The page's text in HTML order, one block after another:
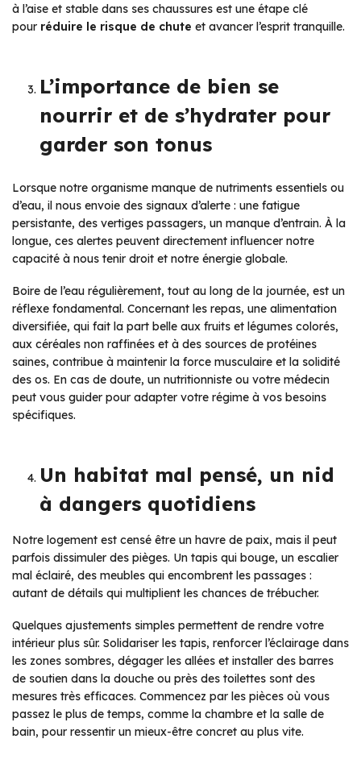
à l’aise et stable dans ses chaussures est une étape clé
pour réduire le risque de chute et avancer l’esprit tranquille.
L’importance de bien se
nourrir et de s’hydrater pour
garder son tonus
Lorsque notre organisme manque de nutriments essentiels ou
d’eau, il nous envoie des signaux d’alerte : une fatigue
persistante, des vertiges passagers, un manque d’entrain. À la
longue, ces alertes peuvent directement influencer notre
capacité à nous tenir droit et notre énergie globale.
Boire de l’eau régulièrement, tout au long de la journée, est un
réflexe fondamental. Concernant les repas, une alimentation
diversifiée, qui fait la part belle aux fruits et légumes colorés,
aux céréales non raffinées et à des sources de protéines
saines, contribue à maintenir la force musculaire et la solidité
des os. En cas de doute, un nutritionniste ou votre médecin
peut vous guider pour adapter votre régime à vos besoins
spécifiques.
Un habitat mal pensé, un nid
à dangers quotidiens
Notre logement est censé être un havre de paix, mais il peut
parfois dissimuler des pièges. Un tapis qui bouge, un escalier
mal éclairé, des meubles qui encombrent les passages :
autant de détails qui multiplient les chances de trébucher.
Quelques ajustements simples permettent de rendre votre
intérieur plus sûr. Solidariser les tapis, renforcer l’éclairage dans
les zones sombres, dégager les allées et installer des barres
de soutien dans la douche ou près des toilettes sont des
mesures très efficaces. Commencez par les pièces où vous
passez le plus de temps, comme la chambre et la salle de
bain, pour ressentir un mieux-être concret au plus vite.